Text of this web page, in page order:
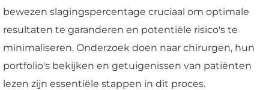
bewezen slagingspercentage cruciaal om optimale
resultaten te garanderen en potentiële risico's te
minimaliseren. Onderzoek doen naar chirurgen, hun
portfolio's bekijken en getuigenissen van patiënten
lezen zijn essentiële stappen in dit proces.